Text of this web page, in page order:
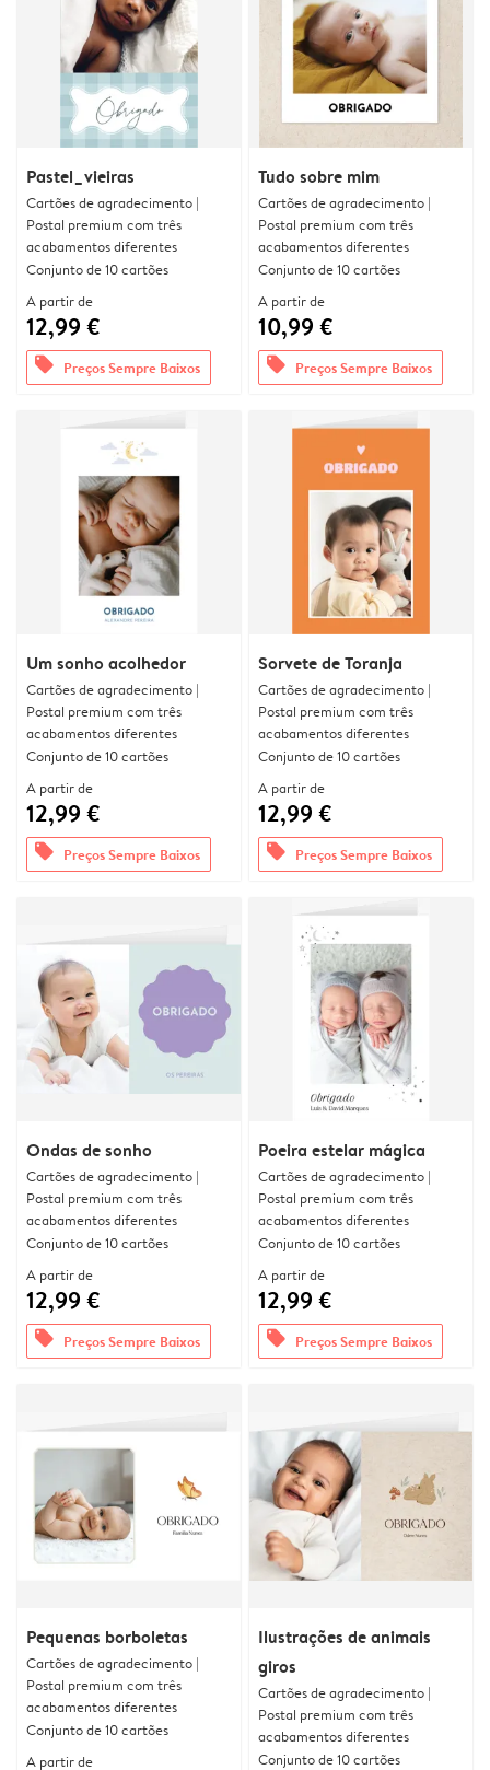
Pastel_vieiras
Cartões de agradecimento |
Postal premium com três
acabamentos diferentes
Conjunto de 10 cartões
A partir de
12,99 €
offers Preços Sempre Baixos
Tudo sobre mim
Cartões de agradecimento |
Postal premium com três
acabamentos diferentes
Conjunto de 10 cartões
A partir de
10,99 €
offers Preços Sempre Baixos
Um sonho acolhedor
Cartões de agradecimento |
Postal premium com três
acabamentos diferentes
Conjunto de 10 cartões
A partir de
12,99 €
offers Preços Sempre Baixos
Sorvete de Toranja
Cartões de agradecimento |
Postal premium com três
acabamentos diferentes
Conjunto de 10 cartões
A partir de
12,99 €
offers Preços Sempre Baixos
Ondas de sonho
Cartões de agradecimento |
Postal premium com três
acabamentos diferentes
Conjunto de 10 cartões
A partir de
12,99 €
offers Preços Sempre Baixos
Poeira estelar mágica
Cartões de agradecimento |
Postal premium com três
acabamentos diferentes
Conjunto de 10 cartões
A partir de
12,99 €
offers Preços Sempre Baixos
Pequenas borboletas
Cartões de agradecimento |
Postal premium com três
acabamentos diferentes
Conjunto de 10 cartões
A partir de
Ilustrações de animais
giros
Cartões de agradecimento |
Postal premium com três
acabamentos diferentes
Conjunto de 10 cartões